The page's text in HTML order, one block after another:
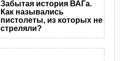
Забытая история ВАГа.
Как назывались
пистолеты, из которых не
стреляли?